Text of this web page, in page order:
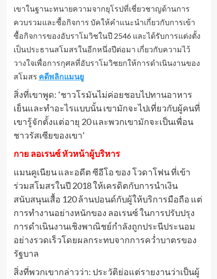
เขาในฐานะทนายความจากยุโรปที่เชี่ยวชาญด้านการ
ควบรวมและซื้อกิจการ บัคให้คำแนะนำเกี่ยวกับการเข้า
ซื้อกิจการของอับราโมวิชในปี 2546 และได้รับการแต่งตั้ง
เป็นประธานสโมสรในอีกหนึ่งปีต่อมา เกี่ยวกับความไว้
วางใจเพื่อการกุศลที่อับราโมวิชยกให้การดำเนินงานของ
สโมสร คดีพลิกแมนยู
สิ่งที่เขาพูด: ‘ชาวโรมันไม่ค่อยชอบไปทานอาหาร
เย็นและทำอะไรแบบนั้น เขามักจะไปเที่ยวกับผู้คนที่
เขารู้จักตั้งแต่อายุ 20 และพวกเขามักจะเป็นเพื่อน
ชาวรัสเซียของเขา’
กาย ลอเรนซ์ หัวหน้าผู้บริหาร
แมนคูเนียน และอดีต ซีอีโอ ของ โวดาโฟน ที่เข้า
ร่วมสโมสรในปี 2018 ให้เครดิตกับการนำเงิน
สนับสนุนเสื้อ 120 ล้านปอนด์กับผู้ให้บริการมือถือ แต่
การทำงานอย่างหนักของ ลอเรนซ์ ในการปรับปรุง
การดำเนินงานเชิงพาณิชย์กำลังถูกประนีประนอม
อย่างรวดเร็วโดยผลกระทบจากการคว่ำบาตรของ
รัฐบาล
สิ่งที่พวกเขากล่าวว่า: ประวัติย่อแต่รายงานว่าเป็นผู้